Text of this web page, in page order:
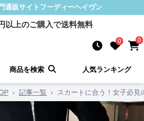
通販サイト フーディーヘイヴン
以上のご購入で送料無料
0 0
商品を検索 人気ランキング
› 記事一覧 › スカートに合う！女子必見